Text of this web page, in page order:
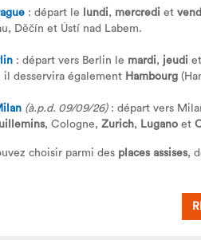
: départ le lundi, mercredi et
Děčín et Ústí nad Labem.
: départ vers Berlin le mardi, jeudi et
il desservira également Hambourg
(à.p.d. 09/09/26): départ vers
, Cologne, Zurich, Lugano et
choisir parmi des places assises,